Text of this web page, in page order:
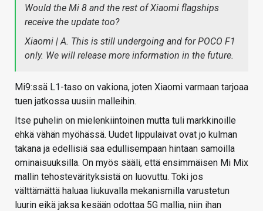
Would the Mi 8 and the rest of Xiaomi flagships
receive the update too?
Xiaomi | A. This is still undergoing and for POCO F1
only. We will release more information in the future.
Mi9:ssä L1-taso on vakiona, joten Xiaomi varmaan tarjoaa
tuen jatkossa uusiin malleihin.
Itse puhelin on mielenkiintoinen mutta tuli markkinoille
ehkä vähän myöhässä. Uudet lippulaivat ovat jo kulman
takana ja edellisiä saa edullisempaan hintaan samoilla
ominaisuuksilla. On myös sääli, että ensimmäisen Mi Mix
mallin tehostevärityksistä on luovuttu. Toki jos
välttämättä haluaa liukuvalla mekanismilla varustetun
luurin eikä jaksa kesään odottaa 5G mallia, niin ihan